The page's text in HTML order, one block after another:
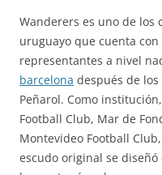
Wanderers es uno de
uruguayo que cuenta
representantes a nivel
barcelona después de
Peñarol. Como
Football Club, Mar de
Montevideo Football
escudo original se